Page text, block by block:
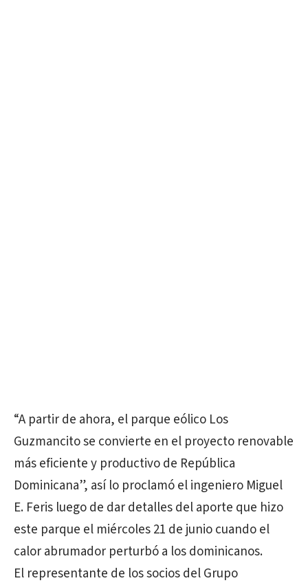
“A partir de ahora, el parque eólico Los
Guzmancito se convierte en el proyecto renovable
más eficiente y productivo de República
Dominicana”, así lo proclamó el ingeniero Miguel
E. Feris luego de dar detalles del aporte que hizo
este parque el miércoles 21 de junio cuando el
calor abrumador perturbó a los dominicanos.
El representante de los socios del Grupo